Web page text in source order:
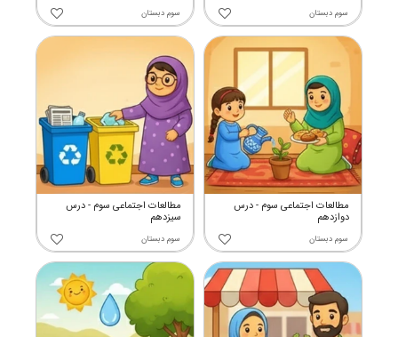
سوم دبستان سوم دبستان
مطالعات اجتماعی سوم - درس
سیزدهم
سوم دبستان
مطالعات اجتماعی سوم - درس
دوازدهم
سوم دبستان